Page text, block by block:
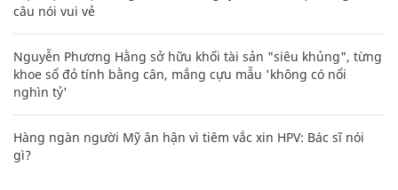
câu nói vui vẻ
Nguyễn Phương Hằng sở hữu khối tài sản "siêu khủng", từng
khoe sổ đỏ tính bằng cân, mắng cựu mẫu 'không có nổi
nghìn tỷ'
Hàng ngàn người Mỹ ân hận vì tiêm vắc xin HPV: Bác sĩ nói
gì?